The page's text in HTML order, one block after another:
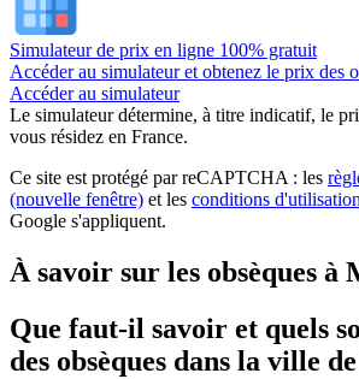
Simulateur de prix en ligne 100% gratuit
Accéder au simulateur et obtenez le prix des
Accéder au simulateur
Le simulateurdétermine, à titre indicatif, le
vous résidez en France.
Ce site est protégé par reCAPTCHA : les
(nouvelle fenêtre) et les conditions d'utilisation
Google s'appliquent.
À savoir sur les obsèques à
Que faut-il savoir et quels
des obsèques dans la ville